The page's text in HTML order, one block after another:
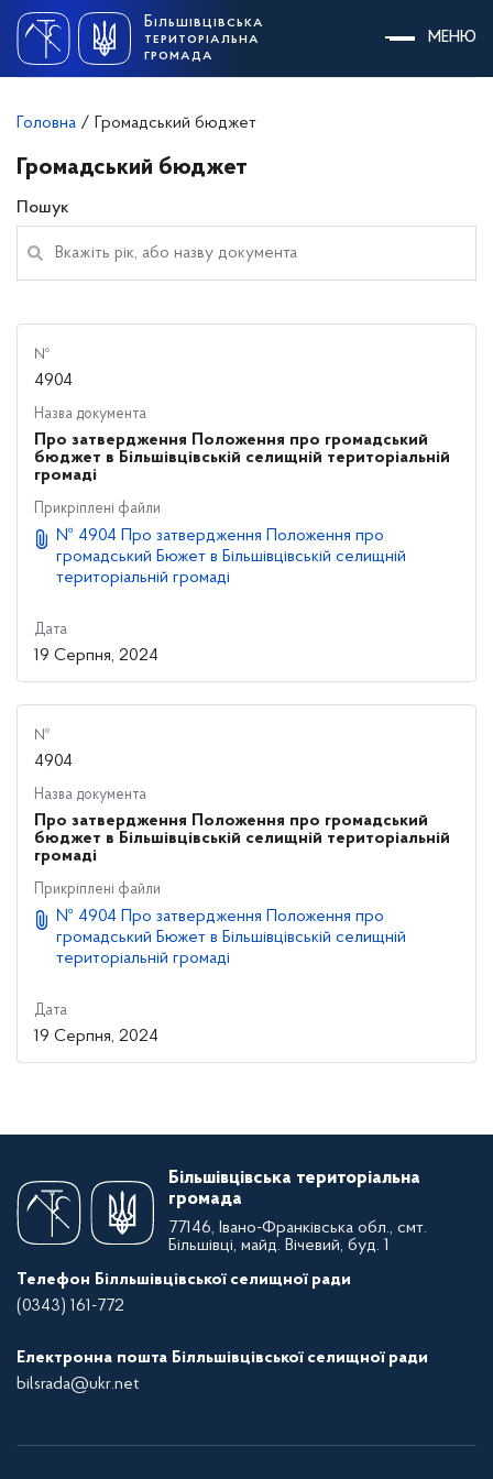
content
Більшівцівська
територіальна
громада
МЕНЮ
Головна / Громадський бюджет
Громадський бюджет
Пошук
№
4904
Назва документа
Про затвердження Положення про громадський
бюджет в Більшівцівській селищній територіальній
громаді
Прикріплені файли
№ 4904 Про затвердження Положення про
громадський Бюжет в Більшівцівській селищній
територіальній громаді
Дата
19 Серпня, 2024
№
4904
Назва документа
Про затвердження Положення про громадський
бюджет в Більшівцівській селищній територіальній
громаді
Прикріплені файли
№ 4904 Про затвердження Положення про
громадський Бюжет в Більшівцівській селищній
територіальній громаді
Дата
19 Серпня, 2024
Більшівцівська територіальна
громада
77146, Івано-Франківська обл., смт.
Більшівці, майд. Вічевий, буд. 1
Телефон Білльшівцівської селищної ради
(0343) 161-772
Електронна пошта Білльшівцівської селищної ради
bilsrada@ukr.net